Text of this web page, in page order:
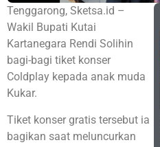
Tenggarong, Sketsa.id –
Wakil Bupati Kutai
Kartanegara Rendi Solihin
bagi-bagi tiket konser
Coldplay kepada anak muda
Kukar.
Tiket konser gratis tersebut ia
bagikan saat meluncurkan